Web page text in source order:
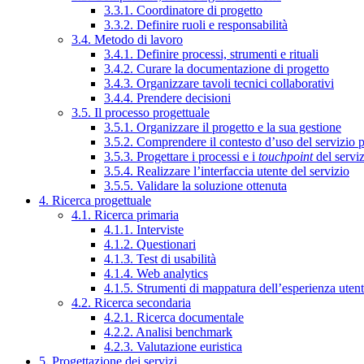
3.3.1. Coordinatore di progetto
3.3.2. Definire ruoli e responsabilità
3.4. Metodo di lavoro
3.4.1. Definire processi, strumenti e rituali
3.4.2. Curare la documentazione di progetto
3.4.3. Organizzare tavoli tecnici collaborativi
3.4.4. Prendere decisioni
3.5. Il processo progettuale
3.5.1. Organizzare il progetto e la sua gestione
3.5.2. Comprendere il contesto d’uso del servizio
3.5.3. Progettare i processi e i touchpointdel
3.5.4. Realizzare l’interfaccia utente del servizio
3.5.5. Validare la soluzione ottenuta
4. Ricerca progettuale
4.1. Ricerca primaria
4.1.1. Interviste
4.1.2. Questionari
4.1.3. Test di usabilità
4.1.4. Web analytics
4.1.5. Strumenti di mappatura dell’esperienza
4.2. Ricerca secondaria
4.2.1. Ricerca documentale
4.2.2. Analisi benchmark
4.2.3. Valutazione euristica
5. Progettazione dei servizi